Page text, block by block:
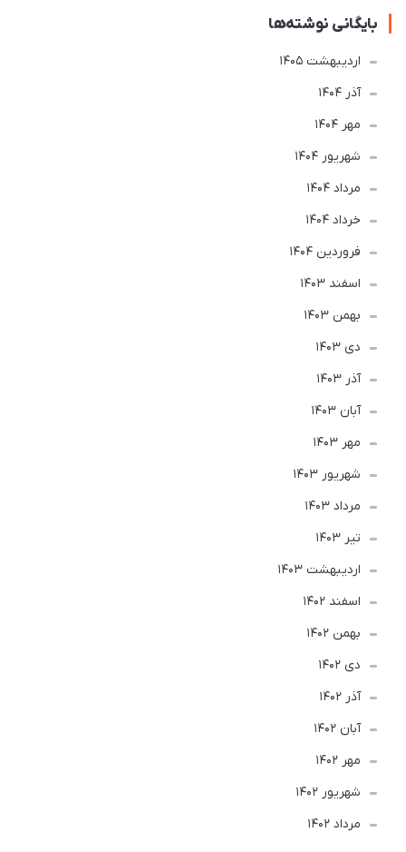
بایگانی نوشته‌ها
ارديبهشت 1405
آذر 1404
مهر 1404
شهریور 1404
مرداد 1404
خرداد 1404
فروردین 1404
اسفند 1403
بهمن 1403
دی 1403
آذر 1403
آبان 1403
مهر 1403
شهریور 1403
مرداد 1403
تير 1403
ارديبهشت 1403
اسفند 1402
بهمن 1402
دی 1402
آذر 1402
آبان 1402
مهر 1402
شهریور 1402
مرداد 1402